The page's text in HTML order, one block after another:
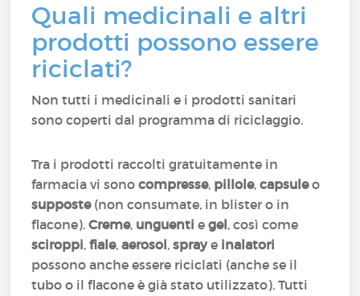
Quali medicinali e altri
prodotti possono essere
riciclati?
Non tutti i medicinali e i prodotti sanitari
sono coperti dal programma di riciclaggio.
Tra i prodotti raccolti gratuitamente in
farmacia vi sonocompresse, pillole,capsuleo
supposte(non consumate, in blister o in
flacone).Creme, unguenti egel, così come
sciroppi,fiale,aerosol,spraye inalatori
possono anche essere riciclati (anche se il
tubo o il flacone è già stato utilizzato). Tutti